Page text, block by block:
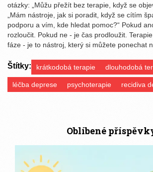
otázky: „Můžu přežít bez terapie, když se
„Mám nástroje, jak si poradit, když se cítím
podporu a vím, kde hledat pomoc?“ Pokud
rozloučit. Pokud ne - je čas prodloužit.
fáze - je to nástroj, který si můžete ponechat
Štítky: krátkodobá terapie dlouhodobá
léčba deprese psychoterapie recidiva
Oblíbené